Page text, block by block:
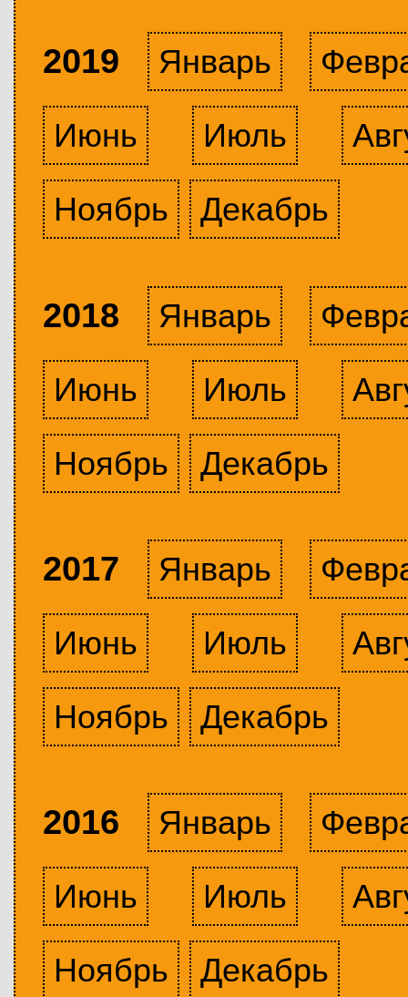
2019 Январь
Июнь
Июль
Ноябрь
Декабрь
2018 Январь
Июнь
Июль
Ноябрь
Декабрь
2017 Январь
Июнь
Июль
Ноябрь
Декабрь
2016 Январь
Июнь
Июль
Ноябрь
Декабрь